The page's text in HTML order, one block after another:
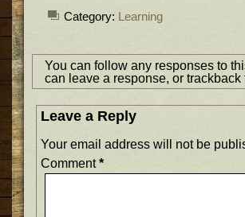
Category: Learning
You can follow any responses to
can leave a response, or trackback
Leave a Reply
Your email address will not be
Comment*